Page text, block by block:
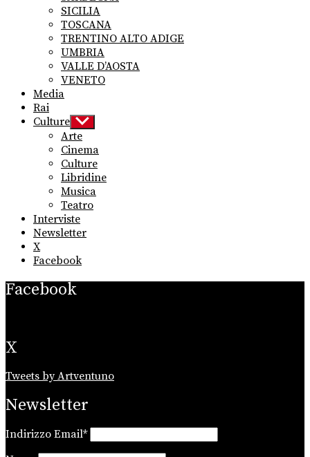
SICILIA
TOSCANA
TRENTINO ALTO ADIGE
UMBRIA
VALLE D’AOSTA
VENETO
Media
Rai
Culture Show
sub
menu
Arte
Cinema
Culture
Libridine
Musica
Teatro
Interviste
Newsletter
X
Facebook
Facebook
X
Tweets by Artventuno
Newsletter
Indirizzo Email*